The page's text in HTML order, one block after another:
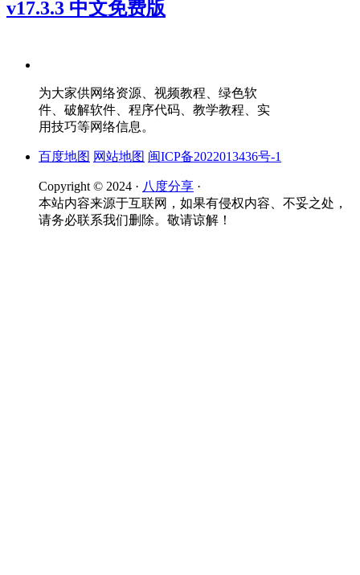
v17.3.3 中文免费版
为大家供网络资源、视频教程、绿色软
件、破解软件、程序代码、教学教程、实
用技巧等网络信息。
百度地图 网站地图 闽ICP备2022013436号-1
Copyright © 2024 · 八度分享 ·
本站内容来源于互联网，如果有侵权内容、不妥之处，
请务必联系我们删除。敬请谅解！